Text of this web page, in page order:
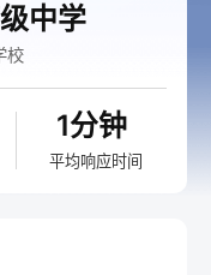
中学
校
1分钟
平均响应时间